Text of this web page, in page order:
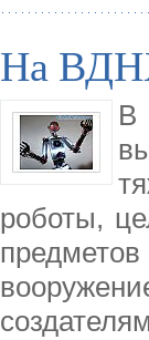
На
В
роботы,